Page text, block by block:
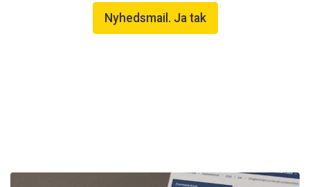
Nyhedsmail. Ja tak